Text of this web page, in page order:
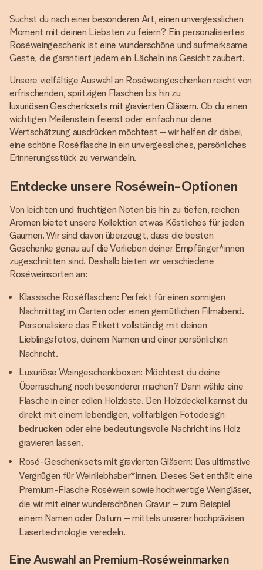
Suchst du nach einer besonderen Art, einen unvergesslichen
Moment mit deinen Liebsten zu feiern? Ein personalisiertes
Roséweingeschenk ist eine wunderschöne und aufmerksame
Geste, die garantiert jedem ein Lächeln ins Gesicht zaubert.
Unsere vielfältige Auswahl an Roséweingeschenken reicht von
erfrischenden, spritzigen Flaschen bis hin zu
luxuriösen Geschenksets mit gravierten Gläsern. Ob du einen
wichtigen Meilenstein feierst oder einfach nur deine
Wertschätzung ausdrücken möchtest – wir helfen dir dabei,
eine schöne Roséflasche in ein unvergessliches, persönliches
Erinnerungsstück zu verwandeln.
Entdecke unsere Roséwein-Optionen
Von leichten und fruchtigen Noten bis hin zu tiefen, reichen
Aromen bietet unsere Kollektion etwas Köstliches für jeden
Gaumen. Wir sind davon überzeugt, dass die besten
Geschenke genau auf die Vorlieben deiner Empfänger*innen
zugeschnitten sind. Deshalb bieten wir verschiedene
Roséweinsorten an:
Klassische Roséflaschen: Perfekt für einen sonnigen
Nachmittag im Garten oder einen gemütlichen Filmabend.
Personalisiere das Etikett vollständig mit deinen
Lieblingsfotos, deinem Namen und einer persönlichen
Nachricht.
Luxuriöse Weingeschenkboxen: Möchtest du deine
Überraschung noch besonderer machen? Dann wähle eine
Flasche in einer edlen Holzkiste. Den Holzdeckel kannst du
direkt mit einem lebendigen, vollfarbigen Fotodesign
bedrucken oder eine bedeutungsvolle Nachricht ins Holz
gravieren lassen.
Rosé-Geschenksets mit gravierten Gläsern: Das ultimative
Vergnügen für Weinliebhaber*innen. Dieses Set enthält eine
Premium-Flasche Roséwein sowie hochwertige Weingläser,
die wir mit einer wunderschönen Gravur – zum Beispiel
einem Namen oder Datum – mittels unserer hochpräzisen
Lasertechnologie veredeln.
Eine Auswahl an Premium-Roséweinmarken